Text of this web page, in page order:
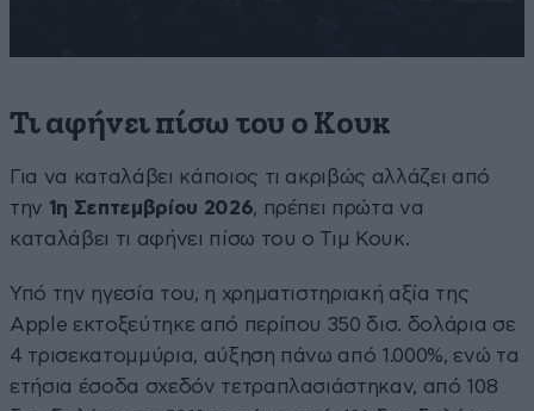
Τι αφήνει πίσω του ο Κουκ
Για να καταλάβει κάποιος τι ακριβώς αλλάζει από
την 1η Σεπτεμβρίου 2026, πρέπει πρώτα να
καταλάβει τι αφήνει πίσω του ο Τιμ Κουκ.
Υπό την ηγεσία του, η χρηματιστηριακή αξία της
Apple εκτοξεύτηκε από περίπου 350 δισ. δολάρια σε
4 τρισεκατομμύρια, αύξηση πάνω από 1.000%, ενώ τα
ετήσια έσοδα σχεδόν τετραπλασιάστηκαν, από 108